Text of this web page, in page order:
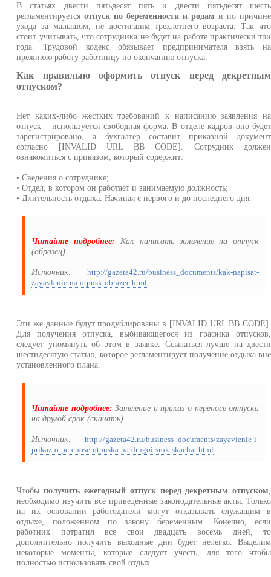
В статьях двести пятьдесят пять и двести пятьдесят шесть
регламентируетсяотпуск по беременности и родам и по причине
ухода за малышом, не достигшим трехлетнего возраста. Так что
стоит учитывать, что сотрудника не будет на работе практически три
года. Трудовой кодекс обязывает предпринимателя взять на
прежнюю работу работницу по окончанию отпуска.
Как правильно оформить отпуск перед декретным
отпуском?
Нет каких-либо жестких требований к написанию заявления на
отпуск – используется свободная форма. В отделе кадров оно будет
зарегистрировано, а бухгалтер составит приказной документ
согласно [INVALID URL BB CODE]. Сотрудник должен
ознакомиться с приказом, который содержит:
• Сведения о сотруднике;
• Отдел, в котором он работает и занимаемую должность;
• Длительность отдыха. Начиная с первого и до последнего дня.
Читайте подробнее: Как написать заявление на отпуск
(образец)
Источник:http://gazeta42.ru/business_documents/kak-napisat-
zayavlenie-na-otpusk-obrazec.html
Эти же данные будут продублированы в [INVALID URL BB CODE].
Для получения отпуска, выбивающегося из графика отпусков,
следует упомянуть об этом в заявке. Ссылаться лучше на двести
шестидесятую статью, которое регламентирует получение отдыха вне
установленного плана.
Читайте подробнее: Заявление и приказ о переносе отпуска
на другой срок (скачать)
Источник:http://gazeta42.ru/business_documents/zayavlenie-i-
prikaz-o-perenose-otpuska-na-drugoi-srok-skachat.html
Чтобыполучить ежегодный отпуск перед декретным отпуском
необходимо изучить все приведенные законодательные акты. Только
на их основании работодатели могут отказывать служащим в
отдыхе, положенном по закону беременным. Конечно, если
работник потратил все свои двадцать восемь дней, то
дополнительно получить выходные дни будет нелегко. Выделим
некоторые моменты, которые следует учесть, для того чтобы
полностью использовать свой отдых.